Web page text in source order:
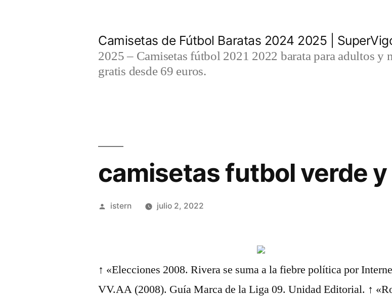
Camisetas de Fútbol Baratas 2024 2025 |
2025 – Camisetas fútbol 2021 2022 barata para adultos
gratis desde 69 euros.
camisetas futbol verde
Publicado
istern julio 2, 2022
↑ «Elecciones 2008. Rivera se suma a la fiebre política por
VV.AA (2008). Guía Marca de la Liga 09. Unidad Editorial. ↑